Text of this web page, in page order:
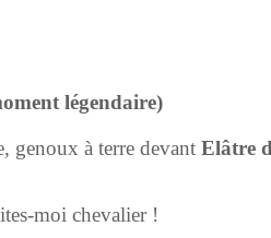
légendaire)
genoux à terre devant Elâtre
moi chevalier !